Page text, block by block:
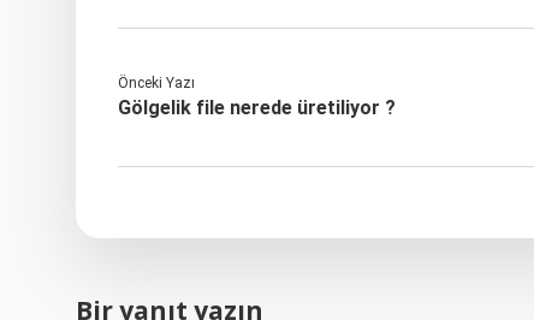
Önceki Yazı
Gölgelik file nerede üretiliyor ?
Bir yanıt yazın